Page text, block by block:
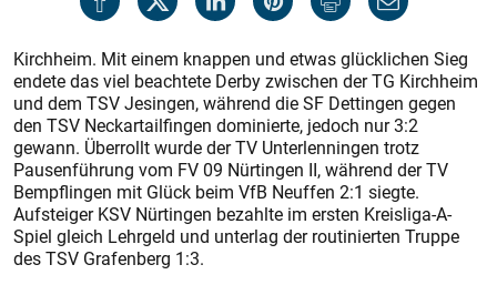
Kirchheim. Mit einem knappen und etwas glücklichen Sieg
endete das viel beachtete Derby zwischen der TG Kirchheim
und dem TSV Jesingen, während die SF Dettingen gegen
den TSV Neckartailfingen dominierte, jedoch nur 3:2
gewann. Überrollt wurde der TV Unterlenningen trotz
Pausenführung vom FV 09 Nürtingen II, während der TV
Bempflingen mit Glück beim VfB Neuffen 2:1 siegte.
Aufsteiger KSV Nürtingen bezahlte im ersten Kreisliga-A-
Spiel gleich Lehrgeld und unterlag der routinierten Truppe
des TSV Grafenberg 1:3.